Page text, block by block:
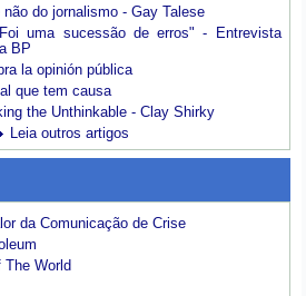
do jornalismo - Gay Talese
uma sucessão de erros" - Entrevista
BP
la opinión pública
que tem causa
the Unthinkable - Clay Shirky
Leia outros artigos
da Comunicação de Crise
The World